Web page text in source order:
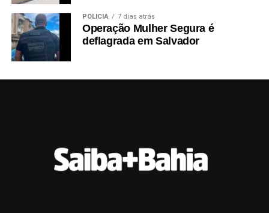
POLÍCIA 7 dias atrás
Operação Mulher Segura é
deflagrada em Salvador